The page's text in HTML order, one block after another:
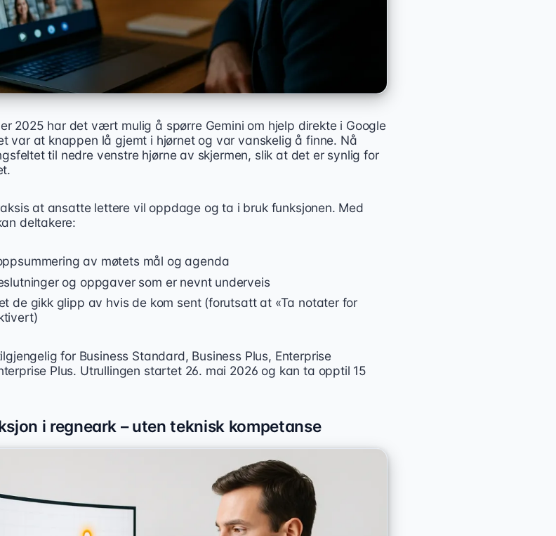
2025 har det vært mulig å spørre Gemini om hjelp direkte i Google
var at knappen lå gjemt i hjørnet og var vanskelig å finne. Nå
til nedre venstre hjørne av skjermen, slik at det er synlig for
at ansatte lettere vil oppdage og ta i bruk funksjonen. Med
deltakere:
av møtets mål og agenda
og oppgaver som er nevnt underveis
de gikk glipp av hvis de kom sent (forutsatt at «Ta notater for
for Business Standard, Business Plus, Enterprise
Plus. Utrullingen startet 26. mai 2026 og kan ta opptil 15
i regneark – uten teknisk kompetanse